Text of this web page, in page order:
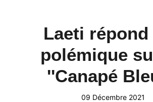
Laeti répond
polémique
''Canapé
09 Décembre 2021